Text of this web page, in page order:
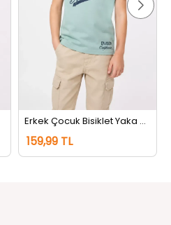
Erkek Çocuk Bisiklet Yaka Baskılı Tişört Mint
159,99 TL